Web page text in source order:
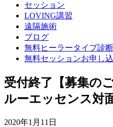
セッション
LOVING講習
遠隔施術
ブログ
無料ヒーラータイプ診断
無料セッションお申し
受付終了【募集の
ルーエッセンス対
2020年1月11日